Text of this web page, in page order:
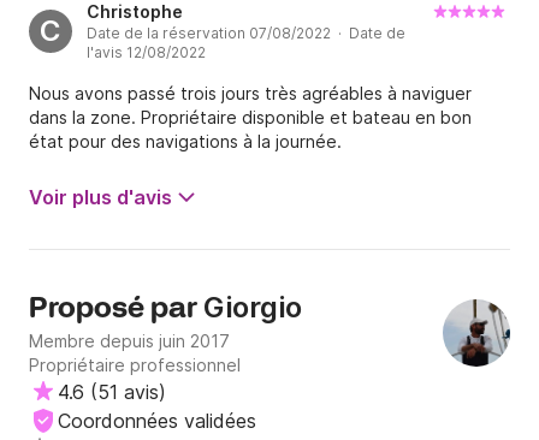
C
Christophe
Date de la réservation 07/08/2022 · Date de
l'avis 12/08/2022
Nous avons passé trois jours très agréables à naviguer
dans la zone. Propriétaire disponible et bateau en bon
état pour des navigations à la journée.
Voir plus d'avis
Proposé par Giorgio
Membre depuis juin 2017
Propriétaire professionnel
4.6 (51 avis)
Coordonnées validées